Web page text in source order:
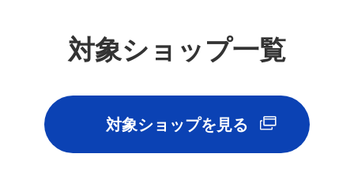
対象ショップ一覧
対象ショップを見る